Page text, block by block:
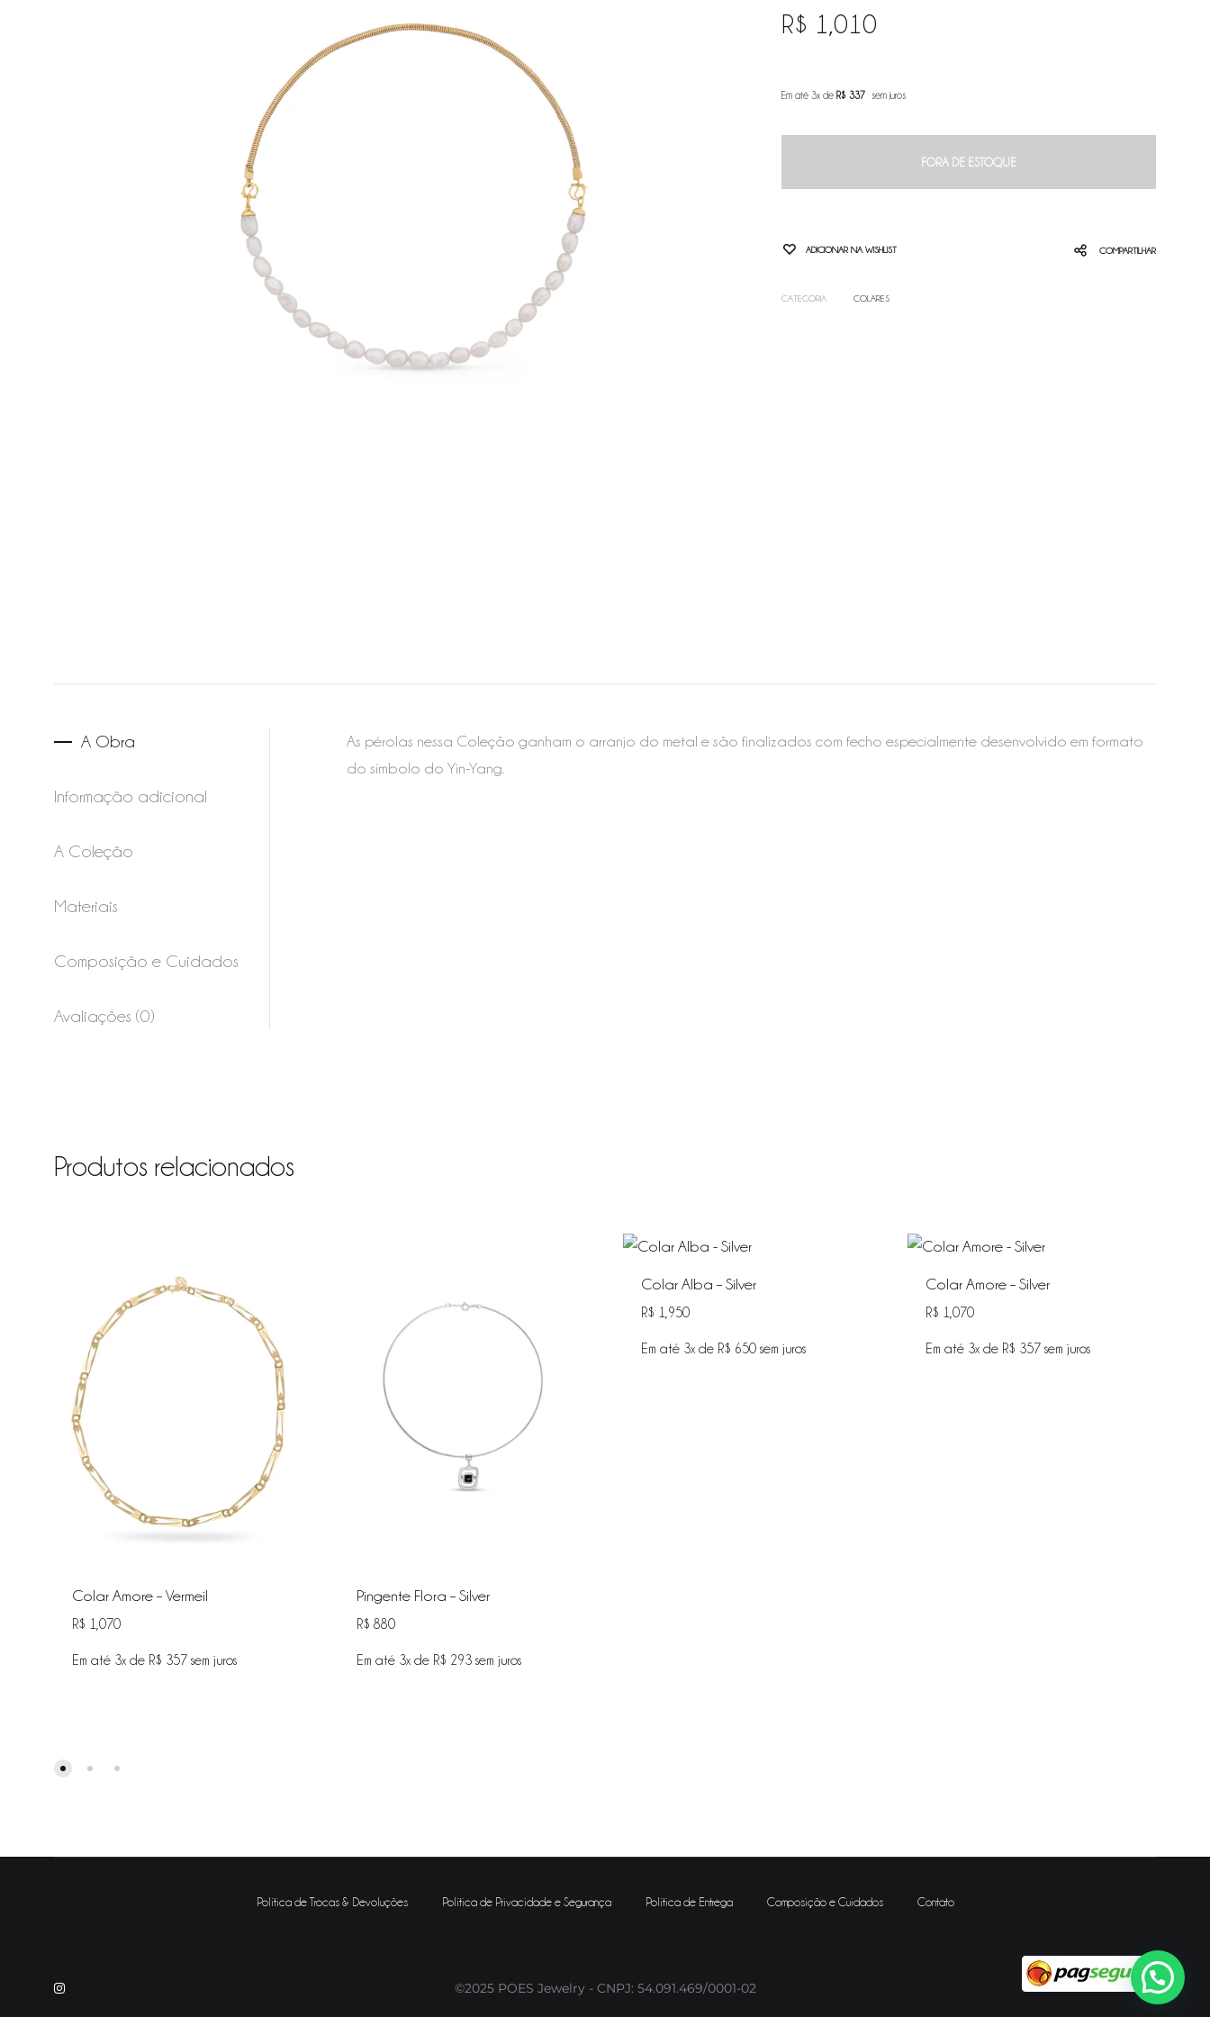
R$ 1,010
Em até 3x de R$337 sem juros
FORA DE ESTOQUE
ADICIONAR NA WISHLIST COMPARTILHAR
CATEGORIA COLARES
A Obra
Informação adicional
A Coleção
Materiais
Composição e Cuidados
Avaliações (0)
As pérolas nessa Coleção ganham o arranjo do metal e são finalizados com fecho especialmente desenvolvido em formato
do símbolo do Yin-Yang.
Produtos relacionados
Colar Amore – Vermeil
R$ 1,070
Em até 3x de R$ 357 sem juros
Pingente Flora – Silver
R$ 880
Em até 3x de R$ 293 sem juros
Colar Alba – Silver
R$ 1,950
Em até 3x de R$ 650 sem juros
Colar Amore – Silver
R$ 1,070
Em até 3x de R$ 357 sem juros
Instagram
Política de Trocas & Devoluções Política de Privacidade e Segurança Política de Entrega Composição e Cuidados Contato
©2025 POES Jewelry - CNPJ: 54.091.469/0001-02